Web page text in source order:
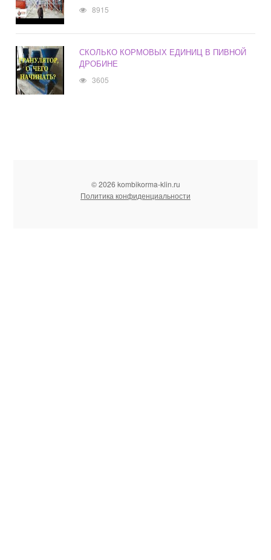
8915
СКОЛЬКО КОРМОВЫХ ЕДИНИЦ В ПИВНОЙ
ДРОБИНЕ
3605
© 2026 kombikorma-klin.ru
Политика конфиденциальности